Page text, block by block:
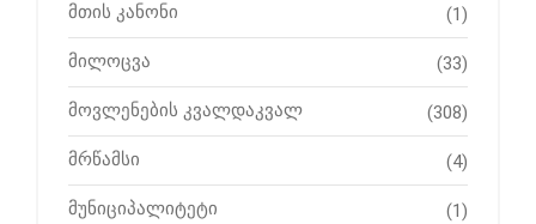
მთის კანონი (1)
მილოცვა (33)
მოვლენების კვალდაკვალ (308)
მრწამსი (4)
მუნიციპალიტეტი (1)